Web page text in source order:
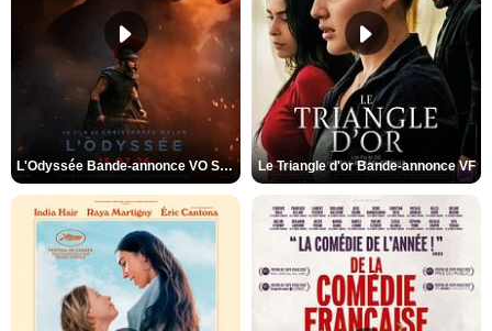
L'Odyssée Bande-annonce VO STFR Le Triangle d'or Bande-annonce VF